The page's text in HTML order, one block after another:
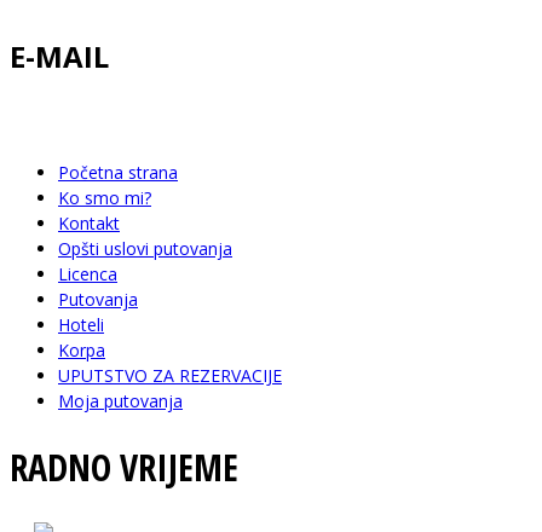
E-MAIL
Početna strana
Ko smo mi?
Kontakt
Opšti uslovi putovanja
Licenca
Putovanja
Hoteli
Korpa
UPUTSTVO ZA REZERVACIJE
Moja putovanja
RADNO VRIJEME